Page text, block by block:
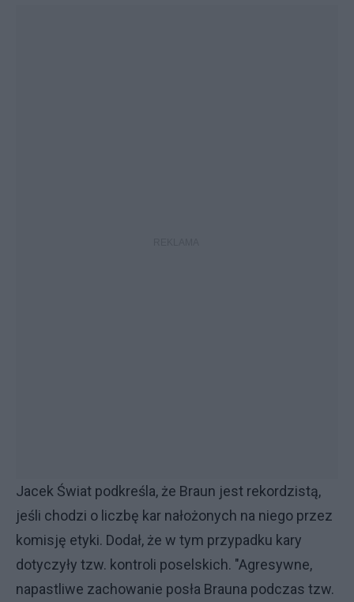
Jacek Świat podkreśla, że Braun jest rekordzistą,
jeśli chodzi o liczbę kar nałożonych na niego przez
komisję etyki. Dodał, że w tym przypadku kary
dotyczyły tzw. kontroli poselskich. "Agresywne,
napastliwe zachowanie posła Brauna podczas tzw.